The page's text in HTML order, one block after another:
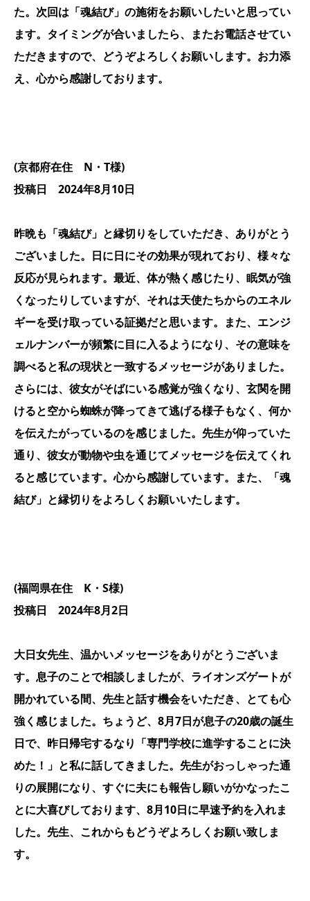
た。次回は「魂結び」の施術をお願いしたいと思ってい
ます。タイミングが合いましたら、またお電話させてい
ただきますので、どうぞよろしくお願いします。お力添
え、心から感謝しております。
(京都府在住 N・T様)
投稿日 2024年8月10日
昨晩も「魂結び」と縁切りをしていただき、ありがとう
ございました。日に日にその効果が現れており、様々な
反応が見られます。最近、体が熱く感じたり、眠気が強
くなったりしていますが、それは天使たちからのエネル
ギーを受け取っている証拠だと思います。また、エンジ
ェルナンバーが頻繁に目に入るようになり、その意味を
調べると私の現状と一致するメッセージがありました。
さらには、彼女がそばにいる感覚が強くなり、玄関を開
けると空から蜘蛛が降ってきて逃げる様子もなく、何か
を伝えたがっているのを感じました。先生が仰っていた
通り、彼女が動物や虫を通じてメッセージを伝えてくれ
ると感じています。心から感謝しています。また、「魂
結び」と縁切りをよろしくお願いいたします。
(福岡県在住 K・S様)
投稿日 2024年8月2日
大日女先生、温かいメッセージをありがとうございま
す。息子のことで相談しましたが、ライオンズゲートが
開かれている間、先生と話す機会をいただき、とても心
強く感じました。ちょうど、8月7日が息子の20歳の誕生
日で、昨日帰宅するなり「専門学校に進学することに決
めた！」と私に話してきました。先生がおっしゃった通
りの展開になり、すぐに夫にも報告し願いがかなったこ
とに大喜びしております、8月10日に早速予約を入れま
した。先生、これからもどうぞよろしくお願い致しま
す。